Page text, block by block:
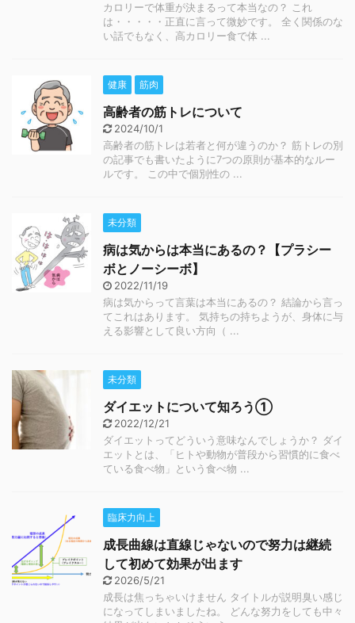
カロリーで体重が決まるって本当なの？ これ
は・・・・・正直に言って微妙です。 全く関係のな
い話でもなく、高カロリー食で体 ...
健康 筋肉
高齢者の筋トレについて
2024/10/1
高齢者の筋トレは若者と何が違うのか？ 筋トレの別
の記事でも書いたように7つの原則が基本的なルー
ルです。 この中で個別性の ...
未分類
病は気からは本当にあるの？【プラシー
ボとノーシーボ】
2022/11/19
病は気からって言葉は本当にあるの？ 結論から言っ
てこれはあります。 気持ちの持ちようが、身体に与
える影響として良い方向（ ...
未分類
ダイエットについて知ろう①
2022/12/21
ダイエットってどういう意味なんでしょうか？ ダイ
エットとは、「ヒトや動物が普段から習慣的に食べ
ている食べ物」という食べ物 ...
臨床力向上
成長曲線は直線じゃないので努力は継続
して初めて効果が出ます
2026/5/21
成長は焦っちゃいけません タイトルが説明臭い感じ
になってしまいましたね。 どんな努力をしても中々